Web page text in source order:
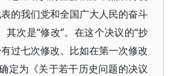
的我们党和全国广大人民的奋斗
次是“修改”。在这个决议的“抄
过七次修改。比如在第一次修改
定为《关于若干历史问题的决议